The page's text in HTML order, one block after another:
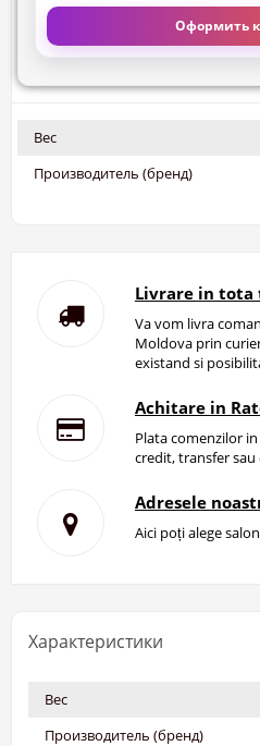
Оформить
Вес
Производитель (бренд)
Livrare in tota
Va vom livra
Moldova prin
existand si
Achitare in
Plata comenzilor
credit, transfer sau
Adresele
Aici poți alege
Характеристики
Вес
Производитель (бренд)